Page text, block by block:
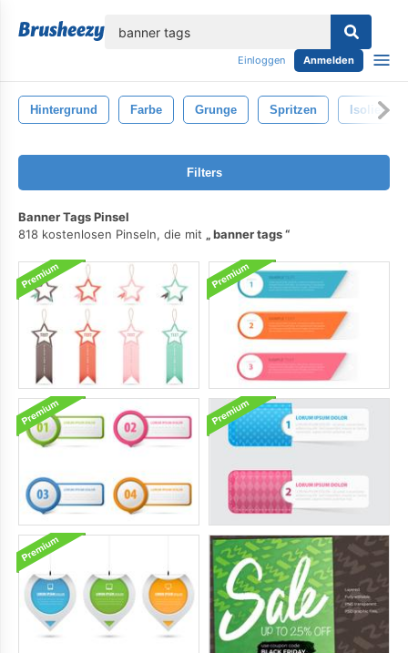
Einloggen Anmelden
Hintergrund Farbe Grunge Spritzen Isoliert
Filters
Banner Tags Pinsel
818 kostenlosen Pinseln, die mit
banner tags